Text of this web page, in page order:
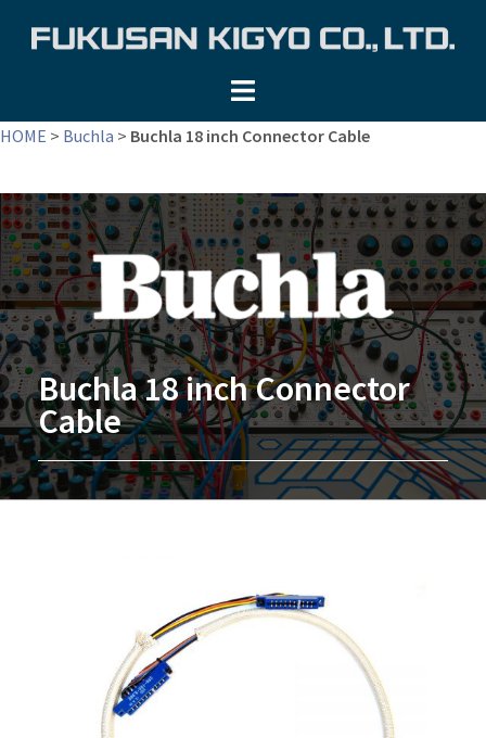
ツ
キ
ッ
プ
HOME > Buchla > Buchla 18 inch Connector Cable
Buchla 18 inch Connector
Cable